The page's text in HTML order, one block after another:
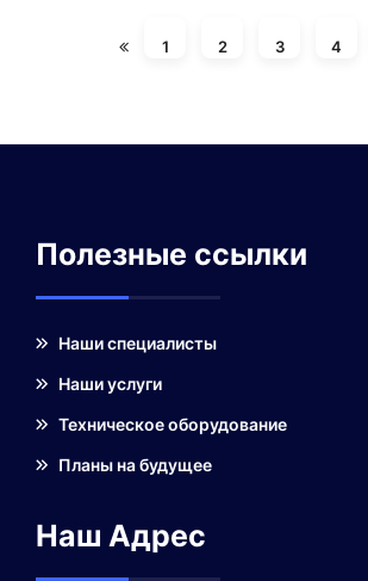
1 2 3 4
Полезные ссылки
Наши специалисты
Наши услуги
Техническое оборудование
Планы на будущее
Наш Адрес